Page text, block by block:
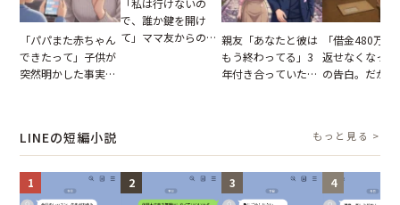
「パパまた赤ちゃん
できたって」子供が
突然明かした事実。
「私は行けないの
で、誰か鍵を開け
て」ママ友からの
親友「あなたと彼は
もう終わってる」3
年付き合っていた彼
「借金480万、
返せなくなっ
の告白。だが
LINEの短編小説 もっと見る >
1 2 3 4